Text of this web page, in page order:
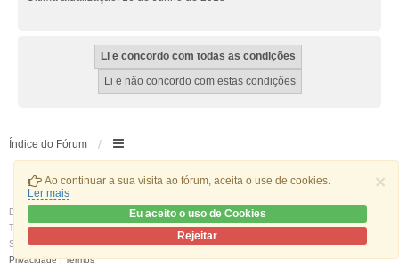
×
Ao continuar a sua visita ao fórum, aceita o use de cookies.
Ler mais
Eu aceito o uso de Cookies
Rejeitar
Índice do Fórum
Desenvolvido por
® Forum Software © phpBB Limited
Traduzido por:phpBB Portugal
Stylewe_universalcreated by INVENTEA & v12mike
Privacidade|Termos